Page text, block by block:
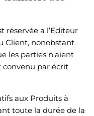
réservée a l’Editeur
Client, nonobstant
les parties n'aient
par écrit
aux Produits à
toute la durée de la